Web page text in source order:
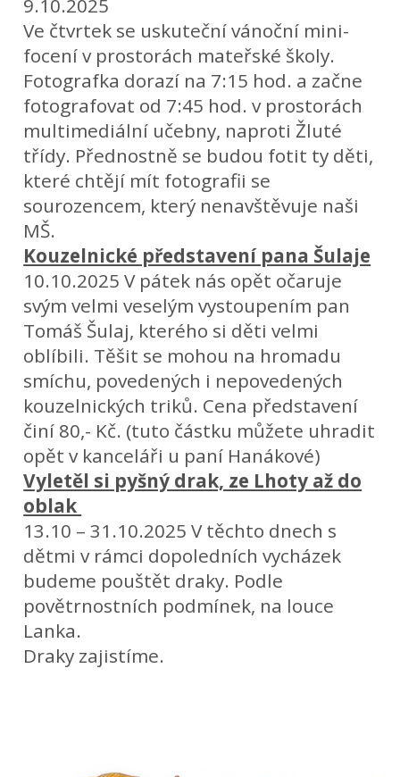
9.10.2025
Ve čtvrtek se uskuteční vánoční mini-
focení v prostorách mateřské školy.
Fotografka dorazí na 7:15 hod. a začne
fotografovat od 7:45 hod. v prostorách
multimediální učebny, naproti Žluté
třídy. Přednostně se budou fotit ty děti,
které chtějí mít fotografii se
sourozencem, který nenavštěvuje naši
MŠ.
Kouzelnické představení pana Šulaje
10.10.2025 V pátek nás opět očaruje
svým velmi veselým vystoupením pan
Tomáš Šulaj, kterého si děti velmi
oblíbili. Těšit se mohou na hromadu
smíchu, povedených i nepovedených
kouzelnických triků. Cena představení
činí 80,- Kč. (tuto částku můžete uhradit
opět v kanceláři u paní Hanákové)
Vyletěl si pyšný drak, ze Lhoty až do
oblak
13.10 – 31.10.2025 V těchto dnech s
dětmi v rámci dopoledních vycházek
budeme pouštět draky. Podle
povětrnostních podmínek, na louce
Lanka.
Draky zajistíme.